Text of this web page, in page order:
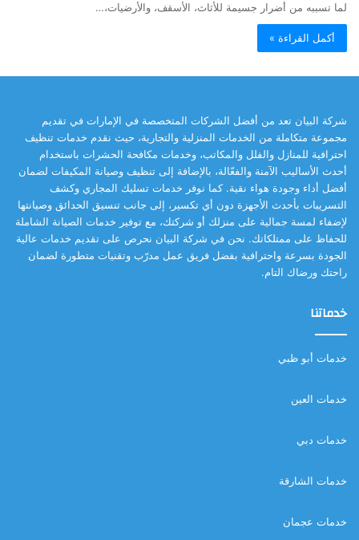
لما تسببه من أضرار جسيمة للأثاث، الأسقف، والأرضيات،…
أكمل القراءة »
شركة البيان تعد من أفضل الشركات المتخصصة في الإمارات في تقديم
مجموعة متكاملة من الخدمات المنزلية والتجارية، حيث نقدم خدمات تنظيف
احترافية للمنازل والفلل والمكاتب، وخدمات مكافحة الحشرات باستخدام
أحدث الأساليب الآمنة والفعّالة، بالإضافة إلى تنظيف وصيانة المكيفات لضمان
أفضل أداء وجودة هواء نقية. كما نوفر خدمات تسليك المجاري وكشف
التسريبات بأحدث الأجهزة دون أي تكسير، إلى جانب تنسيق الحدائق وصيانتها
لإضفاء لمسة جمالية على منزلك أو شركتك، مع توفير خدمات الصيانة الشاملة
للحفاظ على ممتلكاتك. نحن في شركة البيان نحرص على تقديم خدمات عالية
الجودة بسرعة واحترافية بفضل فريق عمل مدرّب وتقنيات متطورة لضمان
راحتك ورضاك التام.
خدماتنا
خدمات أبو ظبي
خدمات العين
خدمات دبي
خدمات الشارقة
خدمات عجمان